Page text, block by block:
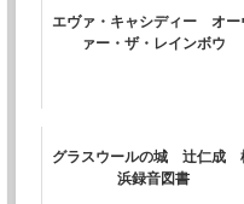
エヴァ・キャシディー オー
ァー・ザ・レインボウ
グラスウールの城 辻仁成
浜録音図書